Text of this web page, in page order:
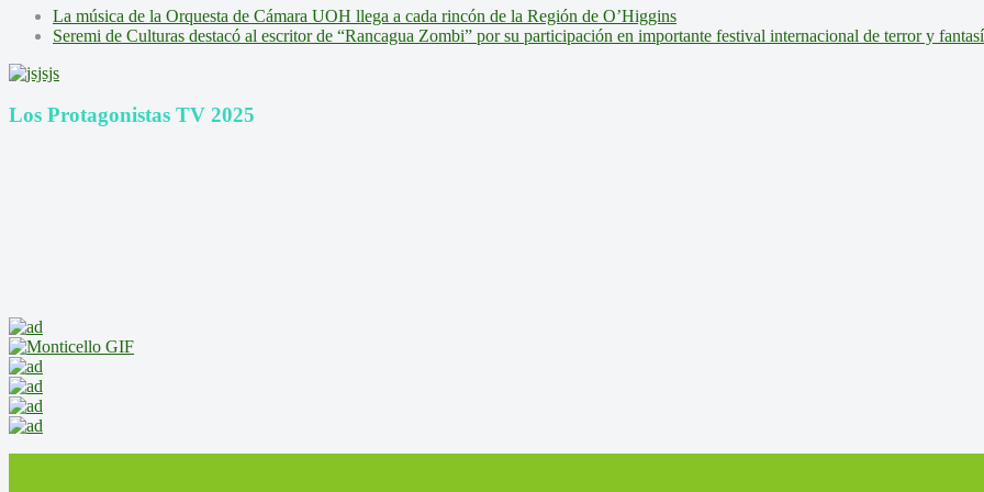
La música de la Orquesta de Cámara UOH llega a cada rincón de la Región de O’Higgins
Seremi de Culturas destacó al escritor de “Rancagua Zombi” por su participación en importante festival internacional de terror y
Los Protagonistas TV 2025